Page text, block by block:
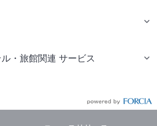
・旅館関連 サービス